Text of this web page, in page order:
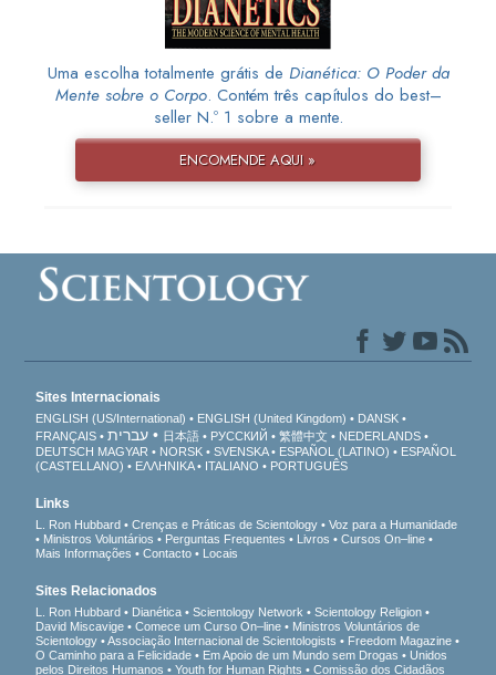
Uma escolha totalmente grátis de Dianética: O Poder da
Mente sobre o Corpo. Contém três capítulos do best–
seller N.º 1 sobre a mente.
ENCOMENDE AQUI »
Sites Internacionais
ENGLISH (US/International) ENGLISH (United Kingdom)
DANSK
FRANÇAIS
עברית 日本語 РУССКИЙ 繁體中文
NEDERLANDS
DEUTSCH MAGYAR NORSK SVENSKA ESPAÑOL (LATINO)
ESPAÑOL
(CASTELLANO)
ΕΛΛΗΝΙΚA ITALIANO PORTUGUÊS
Links
L. Ron Hubbard Crenças e Práticas de Scientology
Voz para a Humanidade
Ministros Voluntários
Perguntas Frequentes Livros
Cursos On–line
Mais Informações
Contacto Locais
Sites Relacionados
L. Ron Hubbard Dianética Scientology Network
Scientology Religion
David Miscavige
Comece um Curso On–line
Ministros Voluntários de
Scientology
Associação Internacional de Scientologists
Freedom Magazine
O Caminho para a Felicidade
Em Apoio de um Mundo sem Drogas
Unidos
pelos Direitos Humanos
Youth for Human Rights Comissão dos Cidadãos